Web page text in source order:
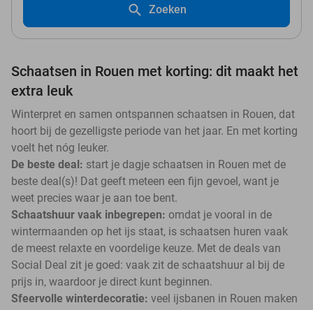
Zoeken
Schaatsen in Rouen met korting: dit maakt het
extra leuk
Winterpret en samen ontspannen schaatsen in Rouen, dat
hoort bij de gezelligste periode van het jaar. En met korting
voelt het nóg leuker.
De beste deal: start je dagje schaatsen in Rouen met de
beste deal(s)! Dat geeft meteen een fijn gevoel, want je
weet precies waar je aan toe bent.
Schaatshuur vaak inbegrepen: omdat je vooral in de
wintermaanden op het ijs staat, is schaatsen huren vaak
de meest relaxte en voordelige keuze. Met de deals van
Social Deal zit je goed: vaak zit de schaatshuur al bij de
prijs in, waardoor je direct kunt beginnen.
Sfeervolle winterdecoratie: veel ijsbanen in Rouen maken